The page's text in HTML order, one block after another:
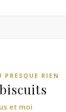
PRESQUE RIEN
et moi